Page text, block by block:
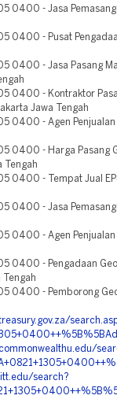
0400 - Jasa
0400 - Pusat
0400 - Jasa Pasang
0400 - Kontraktor
Jawa Tengah
0400 - Agen
0400 - Harga Pasang
Tengah
0400 - Tempat Jual
0400 - Jasa
0400 - Agen
0400 - Pengadaan
Tengah
0400 - Pemborong
search?